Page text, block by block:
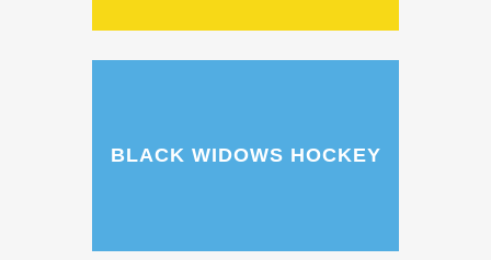
BLACK WIDOWS HOCKEY